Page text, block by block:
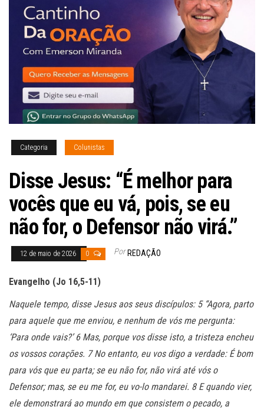
Categoria Colunistas
Disse Jesus: “É melhor para
vocês que eu vá, pois, se eu
não for, o Defensor não virá.”
12 de maio de 2026 0 Por REDAÇÃO
Evangelho (Jo 16,5-11)
Naquele tempo, disse Jesus aos seus discípulos: 5 “Agora, parto
para aquele que me enviou, e nenhum de vós me pergunta:
‘Para onde vais?’ 6 Mas, porque vos disse isto, a tristeza encheu
os vossos corações. 7 No entanto, eu vos digo a verdade: É bom
para vós que eu parta; se eu não for, não virá até vós o
Defensor; mas, se eu me for, eu vo-lo mandarei. 8 E quando vier,
ele demonstrará ao mundo em que consistem o pecado, a